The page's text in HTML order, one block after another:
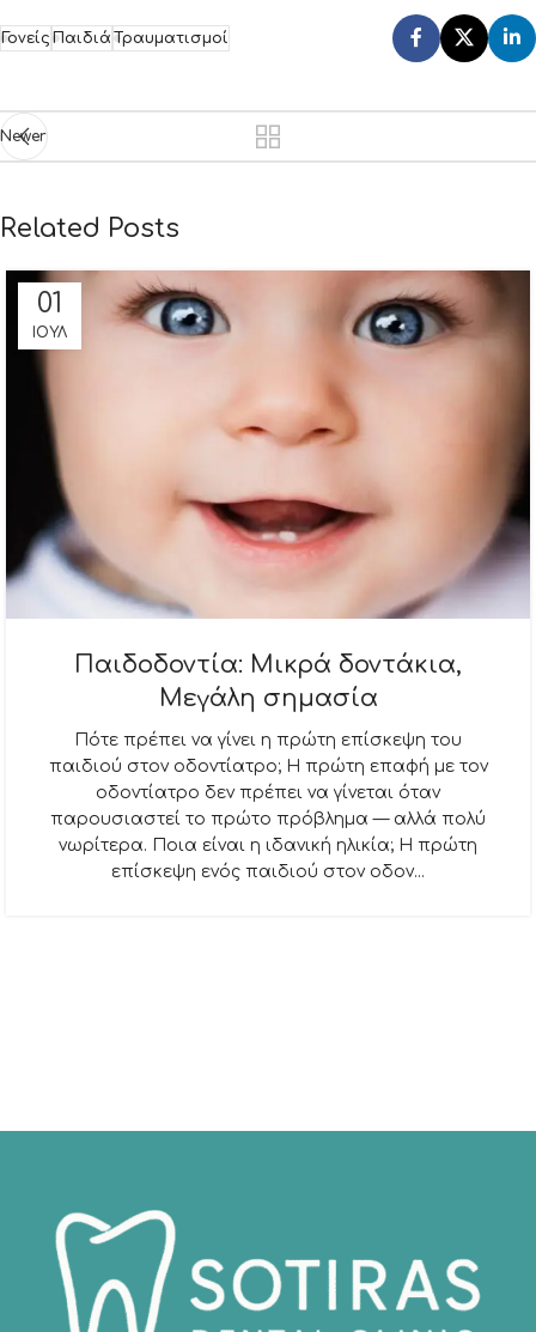
Γονείς Παιδιά Τραυματισμοί
Newer
Related Posts
01
ΙΟΎΛ
Παιδοδοντία: Μικρά δοντάκια,
Μεγάλη σημασία
Πότε πρέπει να γίνει η πρώτη επίσκεψη του
παιδιού στον οδοντίατρο; Η πρώτη επαφή με τον
οδοντίατρο δεν πρέπει να γίνεται όταν
παρουσιαστεί το πρώτο πρόβλημα — αλλά πολύ
νωρίτερα. Ποια είναι η ιδανική ηλικία; Η πρώτη
επίσκεψη ενός παιδιού στον οδον...